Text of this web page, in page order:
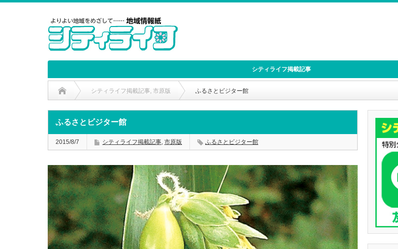
シティライフ掲載記事
シティライフ掲載記事, 市原版 ふるさとビジター館
ふるさとビジター館
2015/8/7 シティライフ掲載記事, 市原版 ふるさとビジター館